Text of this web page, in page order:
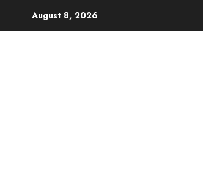
August 8, 2026